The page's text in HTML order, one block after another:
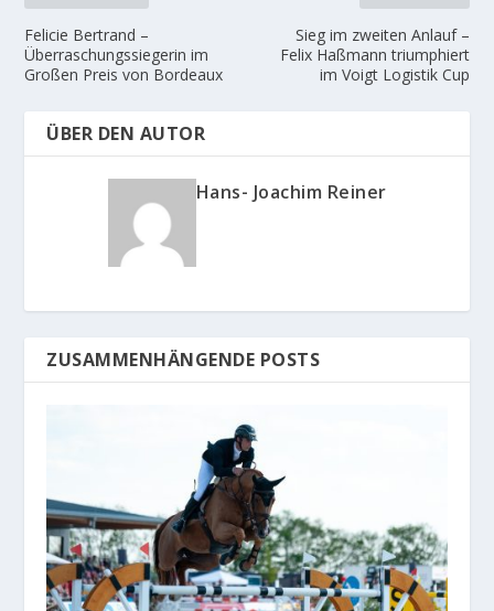
Felicie Bertrand –
Überraschungssiegerin im
Großen Preis von Bordeaux
Sieg im zweiten Anlauf –
Felix Haßmann triumphiert
im Voigt Logistik Cup
ÜBER DEN AUTOR
Hans- Joachim Reiner
ZUSAMMENHÄNGENDE POSTS